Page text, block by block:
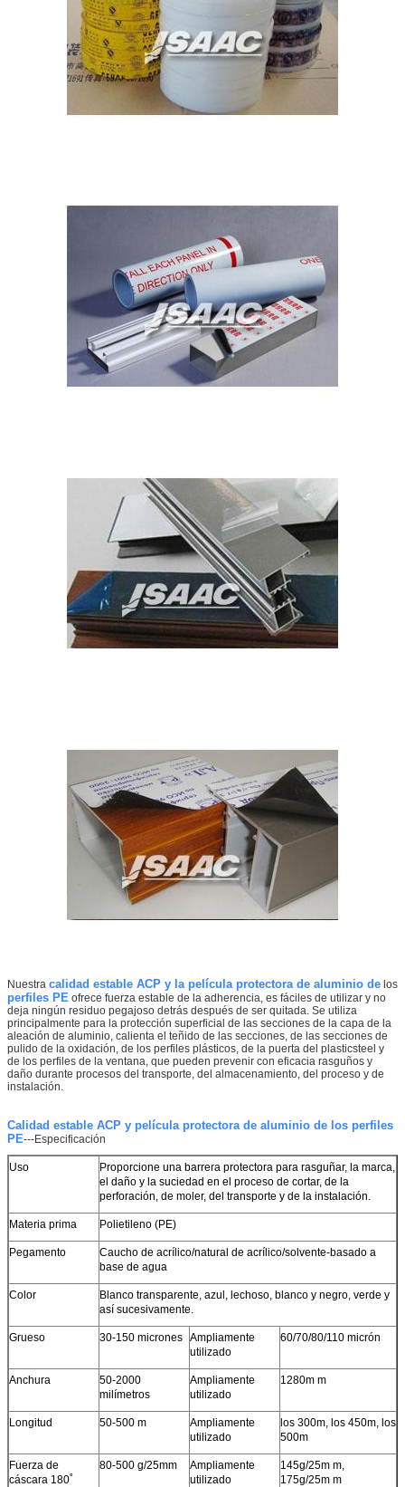
Deja un mensaje
¡Te llamaremos pronto!
PRESENTACIóN
Nuestra calidad estable ACP y la película protectora de aluminio de los
perfiles PE ofrece fuerza estable de la adherencia, es fáciles de utilizar y no
deja ningún residuo pegajoso detrás después de ser quitada. Se utiliza
principalmente para la protección superficial de las secciones de la capa de la
aleación de aluminio, calienta el teñido de las secciones, de las secciones de
pulido de la oxidación, de los perfiles plásticos, de la puerta del plasticsteel y
de los perfiles de la ventana, que pueden prevenir con eficacia rasguños y
daño durante procesos del transporte, del almacenamiento, del proceso y de
instalación.
Calidad estable ACP y película protectora de aluminio de los perfiles
PE---Especificación
Uso
Proporcione una barrera protectora para rasguñar, la marca,
el daño y la suciedad en el proceso de cortar, de la
perforación, de moler, del transporte y de la instalación.
Materia prima Polietileno (PE)
Pegamento
Caucho de acrílico/natural de acrílico/solvente-basado a
base de agua
Color
Blanco transparente, azul, lechoso, blanco y negro, verde y
así sucesivamente.
Grueso 30-150 micrones Ampliamente
utilizado
60/70/80/110 micrón
Anchura
50-2000
milímetros
Ampliamente
utilizado
1280m m
Longitud 50-500 m
Ampliamente
utilizado
los 300m, los 450m, los
500m
Fuerza de
cáscara 180˚
80-500 g/25mm
Ampliamente
utilizado
145g/25m m,
175g/25m m